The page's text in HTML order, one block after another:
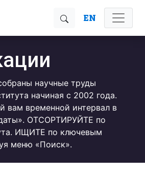
EN
научные труды
начиная с 2002 года.
вам временной интервал в
ОТСОРТИРУЙТЕ по
ИЩИТЕ по ключевым
меню «Поиск».